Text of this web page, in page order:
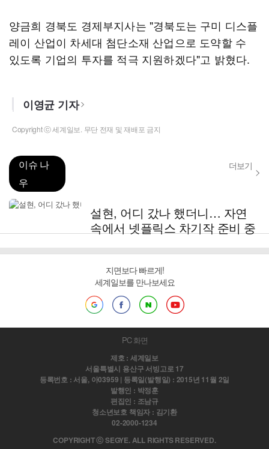
양금희 경북도 경제부지사는 "경북도는 구미 디스플
레이 산업이 차세대 첨단소재 산업으로 도약할 수
있도록 기업의 투자를 적극 지원하겠다"고 밝혔다.
이영균 기자
Copyright ⓒ 세계일보. 무단 전재 및 재배포 금지
이슈 나
우
더보기
설현, 어디 갔나 했더니… 자연
속에서 넷플릭스 차기작 준비 중
지면보다 빠르게!
세계일보를 만나보세요
PC 화면
제호 : 세계일보
서울특별시 용산구 서빙고로 17
등록번호 : 서울, 아03959 | 등록일(발행일) : 2015년 11월 2일
발행인 : 박정훈
편집인 : 조남규
청소년보호 책임자 : 김기환
02-2000-1234
COPYRIGHT ⓒ SEGYE. ALL RIGHTS RESERVED.